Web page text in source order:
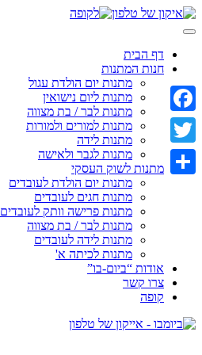
Skip
to
דף הבית
חנות המתנות
מתנות יום הולדת עגול
מתנות ליום נישואין
מתנות לבר / בת מצווה
מתנות למורים ולמורות
מתנות לידה
מתנות לגבר ולאישה
מתנות לשוק העסקי
מתנות יום הולדת לעובדים
מתנות חגים לעובדים
מתנות פרישה וותק לעובדים
מתנות לבר / בת מצווה
מתנות לידה לעובדים
מתנות לכיתה א'
אודות “ביום-בו”
צרו קשר
קופה
Facebook
Twitter